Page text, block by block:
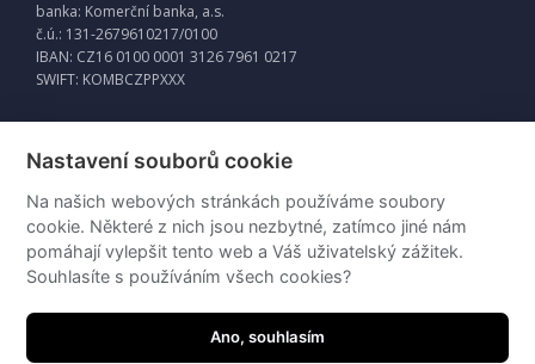
banka: Komerční banka, a.s.
č.ú.: 131-2679610217/0100
IBAN: CZ16 0100 0001 3126 7961 0217
SWIFT: KOMBCZPPXXX
Externí odkazy
Intraweb
Nastavení souborů cookie
Na našich webových stránkách používáme soubory
cookie. Některé z nich jsou nezbytné, zatímco jiné nám
pomáhají vylepšit tento web a Váš uživatelský zážitek.
Souhlasíte s používáním všech cookies?
Ano, souhlasím